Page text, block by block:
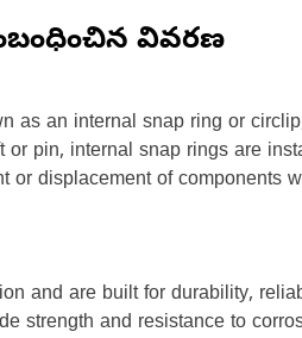
వివరణ
as an internal snap ring or
or pin, internal snap rings are
or displacement of
and are built for durability,
strength and resistance to